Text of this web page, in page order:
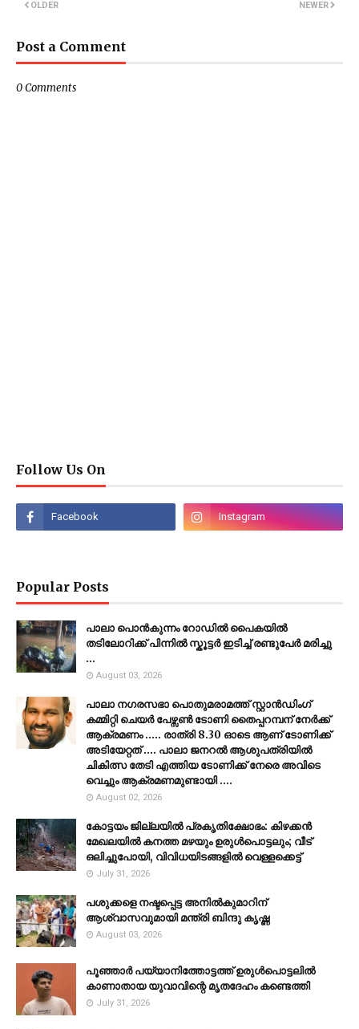
NEWER
OLDER
Post a Comment
0 Comments
Follow Us On
Popular Posts
പാലാ പൊൻകുന്നം റോഡിൽ പൈകയിൽ
തടിലോറിക്ക് പിന്നിൽ സ്കൂട്ടർ ഇടിച്ച് രണ്ടുപേർ മരിച്ചു
...
August 03, 2026
പാലാ നഗരസഭാ പൊതുമരാമത്ത് സ്റ്റാൻഡിംഗ്
കമ്മിറ്റി ചെയർ പേഴ്സൺ ടോണി തൈപ്പറമ്പന് നേർക്ക്
ആക്രമണം ..... രാത്രി 8.30 ഓടെ ആണ് ടോണിക്ക്
അടിയേറ്റത് .... പാലാ ജനറൽ ആശുപത്രിയിൽ
ചികിത്സ തേടി എത്തിയ ടോണിക്ക് നേരെ അവിടെ
വെച്ചും ആക്രമണമുണ്ടായി ....
August 02, 2026
കോട്ടയം ജില്ലയില്‍ പ്രകൃതിക്ഷോഭം: കിഴക്കന്‍
മേഖലയില്‍ കനത്ത മഴയും ഉരുള്‍പൊട്ടലും; വീട്
ഒലിച്ചുപോയി, വിവിധയിടങ്ങളില്‍ വെള്ളക്കെട്ട്
July 31, 2026
പശുക്കളെ നഷ്ടപ്പെട്ട അനിൽകുമാറിന്
ആശ്വാസവുമായി മന്ത്രി ബിന്ദു കൃഷ്ണ
August 03, 2026
പൂഞ്ഞാര്‍ പയ്യാനിത്തോട്ടത്ത് ഉരുള്‍പൊട്ടലില്‍
കാണാതായ യുവാവിന്റെ മൃതദേഹം കണ്ടെത്തി
July 31, 2026